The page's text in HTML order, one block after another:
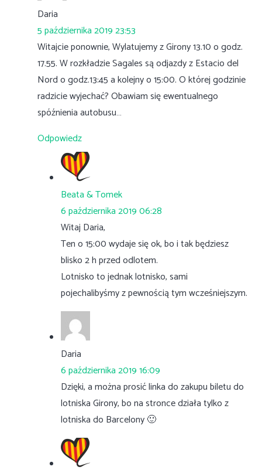
Daria
5 października 2019 23:53
Witajcie ponownie, Wylatujemy z Girony 13.10 o godz.
17.55. W rozkładzie Sagales są odjazdy z Estacio del
Nord o godz.13:45 a kolejny o 15:00. O której godzinie
radzicie wyjechać? Obawiam się ewentualnego
spóźnienia autobusu…
Odpowiedz
Beata & Tomek
6 października 2019 06:28
Witaj Daria,
Ten o 15:00 wydaje się ok, bo i tak będziesz
blisko 2 h przed odlotem.
Lotnisko to jednak lotnisko, sami
pojechalibyśmy z pewnością tym wcześniejszym.
Daria
6 października 2019 16:09
Dzięki, a można prosić linka do zakupu biletu do
lotniska Girony, bo na stronce działa tylko z
lotniska do Barcelony 🙂